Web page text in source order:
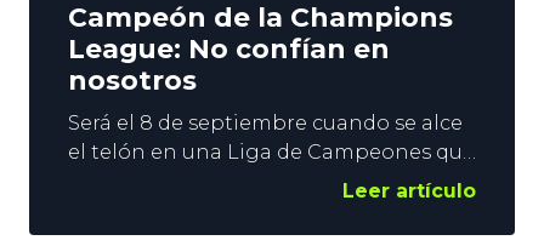
Campeón de la Champions
League: No confían en
nosotros
Será el 8 de septiembre cuando se alce
el telón en una Liga de Campeones que
nos llevará hasta el 5 de junio, fecha en
Metropolitano. Los analistas y los
Leer artículo